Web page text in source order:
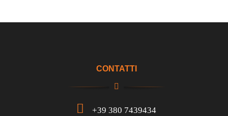
CONTATTI
+39 380 7439434